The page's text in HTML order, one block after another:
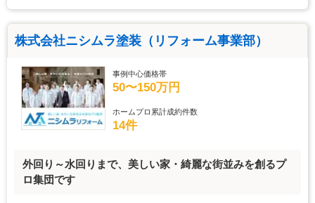
株式会社ニシムラ塗装（リフォーム事業部）
事例中心価格帯
50〜150万円
ホームプロ累計成約件数
14件
外回り～水回りまで、美しい家・綺麗な街並みを創るプ
ロ集団です